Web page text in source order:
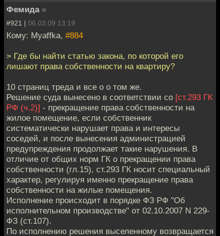
Фемида »
#921 | 06.03.09 13:19
Кому: Myaffka, #884
> Где бы найти статью закона, по которой его
лишают права собственности на квартиру?
10 страниц треда и все о о том же.
Решение суда вынесено в соответствии со [ст.293 ГК
РФ (ч.2)] - прекращение права собственности на
жилое помещение, если собственник
систематически нарушает права и интересы
соседей, и после вынесения администрацией
предупреждения продолжает такие нарушения. В
отличие от общих норм ГК о прекращении права
собственности (гл.15), ст.293 ГК носит специальный
характер, регулируя именно прекращение права
собственности на жилые помещения.
Исполнение происходит в порядке ФЗ РФ "Об
исполнительном производстве" от 02.10.2007 N 229-
ФЗ (ст.107).
По исполнению решения выселенному возвращается